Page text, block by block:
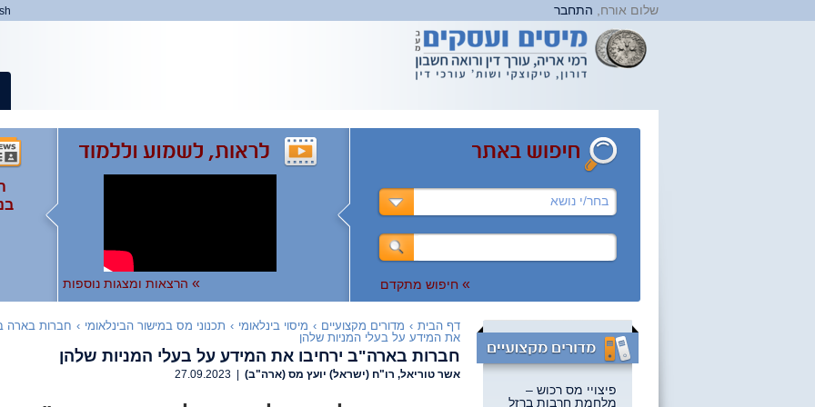
שלום אורח, התחבר
בחר/י נושא
» חיפוש מתקדם » הרצאות ומצגות נוספות
פיצויי מס רכוש –
מלחמת חרבות ברזל
דף הבית › מדורים מקצועיים › מיסוי בינלאומי › תכנוני מס במישור הבינלאומי › חברות בארה ב
את המידע על בעלי המניות שלהן
חברות בארה"ב ירחיבו את המידע על בעלי המניות שלהן
אשר טוריאל, רו"ח (ישראל) יועץ מס (ארה"ב)